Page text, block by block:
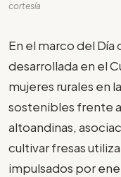
cortesía
En el marco del Día
desarrollada en el
mujeres rurales en
sostenibles frente
altoandinas,
cultivar fresas
impulsados por